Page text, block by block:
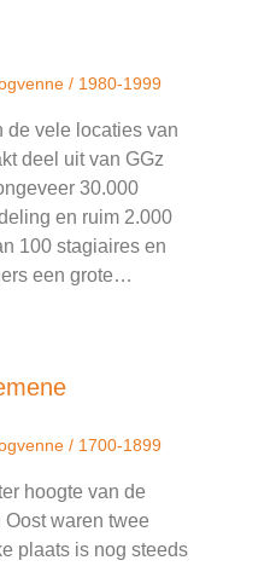
/ 1980-1999
de vele locaties van
deel uit van GGz
30.000
en ruim 2.000
100 stagiaires en
een grote…
/ 1700-1899
hoogte van de
waren twee
plaats is nog steeds